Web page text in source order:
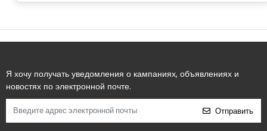
Я хочу получать уведомления о кампаниях, объявлениях и
новостях по электронной почте.
Отправить